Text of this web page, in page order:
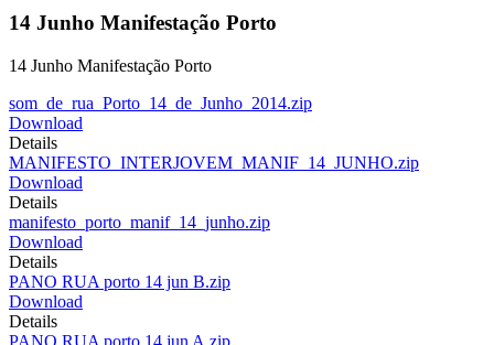
14 Junho Manifestação Porto
14 Junho Manifestação Porto
som_de_rua_Porto_14_de_Junho_2014.zip
Download
Details
MANIFESTO_INTERJOVEM_MANIF_14_JUNHO.zip
Download
Details
manifesto_porto_manif_14_junho.zip
Download
Details
PANO RUA porto 14 jun B.zip
Download
Details